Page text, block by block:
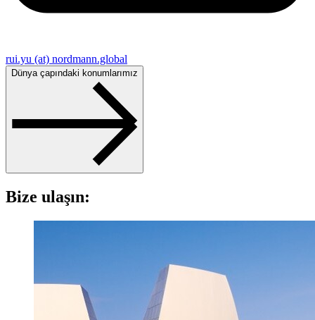
rui.yu (at) nordmann.global
Dünya çapındaki konumlarımız
Bize ulaşın: